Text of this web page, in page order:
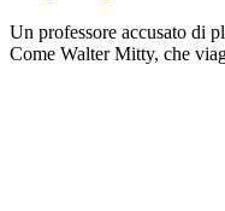
Un professore accusato di
Come Walter Mitty, che